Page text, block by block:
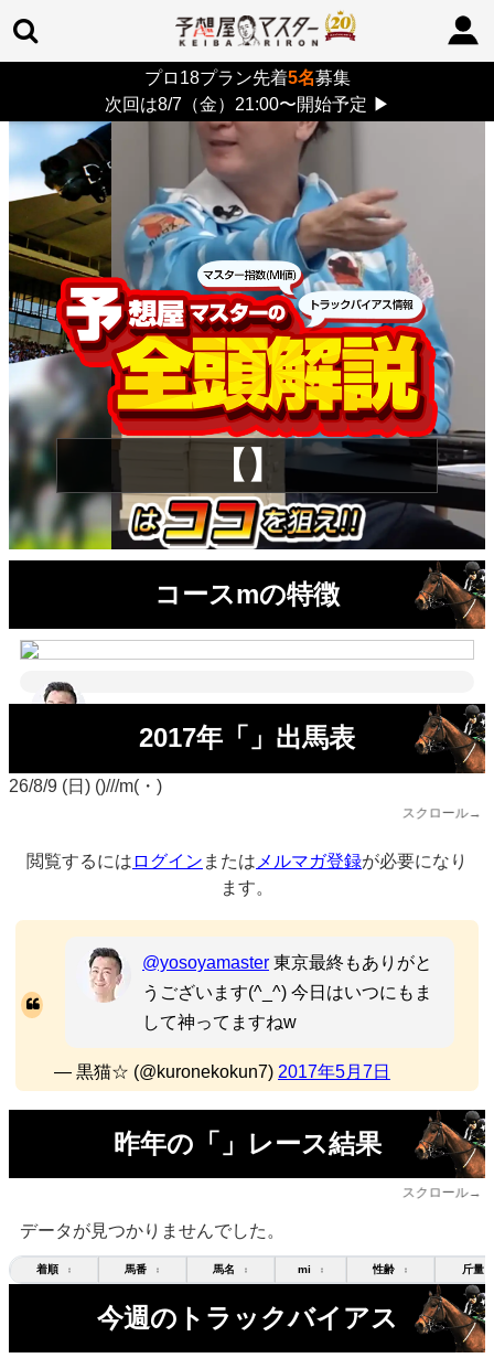
プロ18プラン先着5名募集
次回は8/7（金）21:00〜開始予定 ▶
> 26/8/9 (日)
【】
コースmの特徴
2017年「」出馬表
26/8/9 (日) ()///m(・)
スクロール→
閲覧するには ログイン または メルマガ登録が必要になり
ます。
@yosoyamaster 東京最終もありがと
うございます(^_^) 今日はいつにもま
して神ってますねw
— 黒猫☆ (@kuronekokun7) 2017年5月7日
昨年の「」レース結果
スクロール→
データが見つかりませんでした。
着順 ↕ 馬番 ↕ 馬名 ↕ mi ↕ 性齢 ↕ 斤量
今週のトラックバイアス